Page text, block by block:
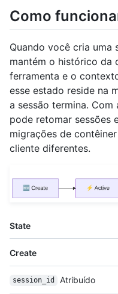
Como
Quando você cria uma
mantém o histórico da
ferramenta e o
esse estado reside na
a sessão termina.
pode retomar sessões
migrações de
cliente diferentes.
State
Create
session_id Atribuído